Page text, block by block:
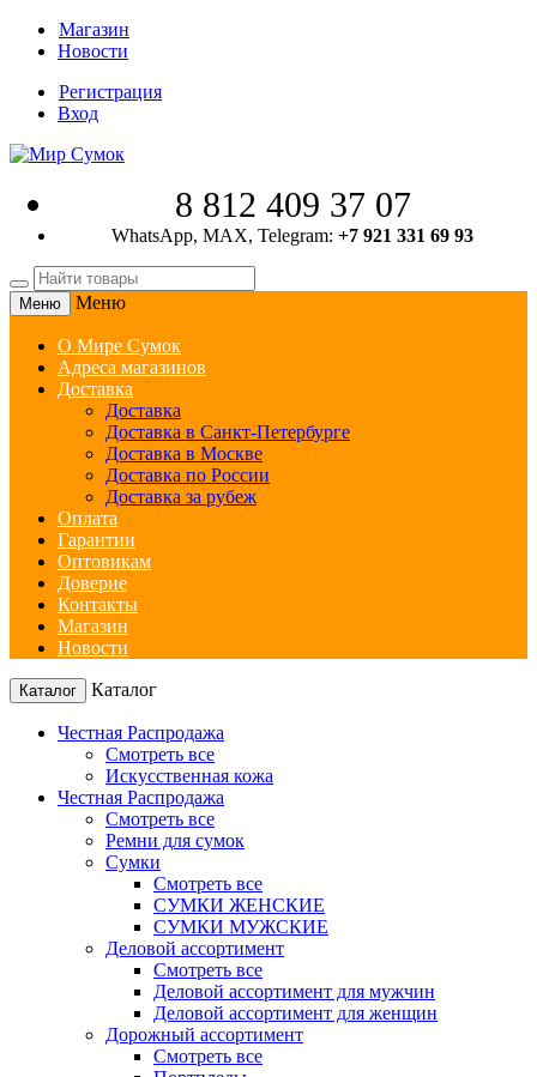
Магазин
Новости
Регистрация
Вход
8 812 409 37 07
WhatsApp, MAX, Telegram: +7 921 331 69 93
Меню Меню
О Мире Сумок
Адреса магазинов
Доставка
Доставка
Доставка в Санкт-Петербурге
Доставка в Москве
Доставка по России
Доставка за рубеж
Оплата
Гарантии
Оптовикам
Доверие
Контакты
Магазин
Новости
Каталог Каталог
Честная Распродажа
Смотреть все
Искусственная кожа
Честная Распродажа
Смотреть все
Ремни для сумок
Сумки
Смотреть все
СУМКИ ЖЕНСКИЕ
СУМКИ МУЖСКИЕ
Деловой ассортимент
Смотреть все
Деловой ассортимент для мужчин
Деловой ассортимент для женщин
Дорожный ассортимент
Смотреть все